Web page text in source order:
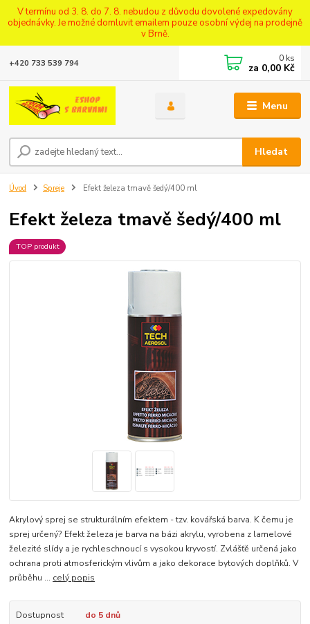
V termínu od 3. 8. do 7. 8. nebudou z důvodu dovolené expedovány
objednávky. Je možné domluvit emailem pouze osobní výdej na prodejně
v Brně.
Menu
Hledat
+420 733 539 794 0 ks
za 0,00 Kč
Úvod Spreje Efekt železa tmavě šedý/400 ml
Efekt železa tmavě šedý/400 ml
TOP produkt
Akrylový sprej se strukturálním efektem - tzv. kovářská barva. K čemu je
sprej určený? Efekt železa je barva na bázi akrylu, vyrobena z lamelové
železité slídy a je rychleschnoucí s vysokou kryvostí. Zvlášťě určená jako
ochrana proti atmosferickým vlivům a jako dekorace bytových doplňků. V
průběhu ... celý popis
Dostupnost
do 5 dnů